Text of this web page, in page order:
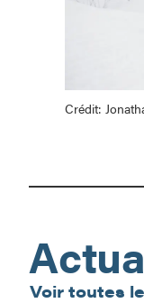
Crédit:
Voir toutes